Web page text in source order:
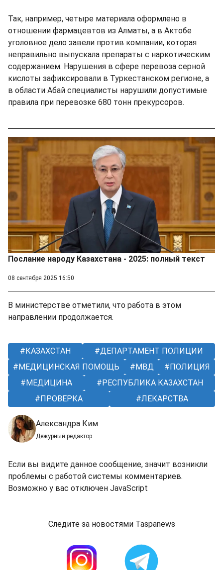
Так, например, четыре материала оформлено в
отношении фармацевтов из Алматы, а в Актобе
уголовное дело завели против компании, которая
неправильно выпускала препараты с наркотическим
содержанием. Нарушения в сфере перевоза серной
кислоты зафиксировали в Туркестанском регионе, а
в области Абай специалисты нарушили допустимые
правила при перевозке 680 тонн прекурсоров.
Послание народу Казахстана - 2025: полный текст
08 сентября 2025 16:50
В министерстве отметили, что работа в этом
направлении продолжается.
КАЗАХСТАН
ДЕПАРТАМЕНТ ПОЛИЦИИ
МЕДИЦИНСКАЯ ПОМОЩЬ
МВД
ПОЛИЦИЯ
МЕДИЦИНА
РЕСПУБЛИКА КАЗАХСТАН
ПРОВЕРКА
ЛЕКАРСТВА
Александра Ким
Дежурный редактор
Если вы видите данное сообщение, значит возникли
проблемы с работой системы комментариев.
Возможно у вас отключен JavaScript
Следите за новостями Taspanews